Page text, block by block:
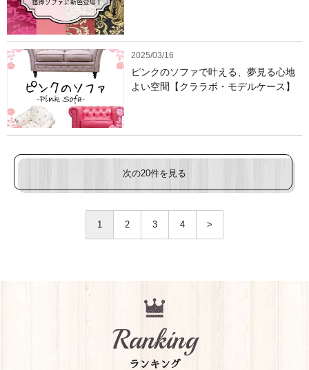
2025/03/16
ピンクのソファで叶える、夢見る心地
よい空間【クララボ・モデルケース】
次の20件を見る
1 2 3 4 >
Ranking
ランキング